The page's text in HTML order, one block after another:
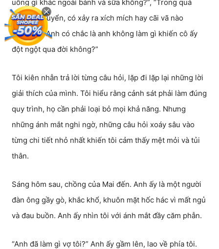
uống gì khác ngoài bánh và sữa không?”, “Trong quá
trình di chuyển, có xảy ra xích mích hay cãi vã nào
không?”, “Anh có chắc là anh không làm gì khiến cô ấy
đột ngột qua đời không?”
Tôi kiên nhẫn trả lời từng câu hỏi, lặp đi lặp lại những lời
giải thích của mình. Tôi hiểu rằng cảnh sát phải làm đúng
quy trình, họ cần phải loại bỏ mọi khả năng. Nhưng
những ánh mắt nghi ngờ, những câu hỏi xoáy sâu vào
từng chi tiết nhỏ nhất khiến tôi cảm thấy mệt mỏi và tủi
thân.
Sáng hôm sau, chồng của Mai đến. Anh ấy là một người
đàn ông gầy gò, khắc khổ, khuôn mặt hốc hác vì mất ngủ
và đau buồn. Anh ấy nhìn tôi với ánh mắt đầy căm phẫn.
“Anh đã làm gì vợ tôi?” Anh ấy gầm lên, lao về phía tôi.